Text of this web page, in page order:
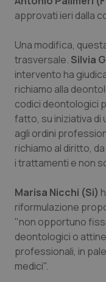
Piemonte
Provincia
Provincia
Puglia
Sardegna
Toscana
Umbria
HIV
Infezioni &
Ipertensione
Malattie rare
Malattia di
Obesità
Oftalmologia
approvati ieri dalla
Una modifica,
trasversale. Silvia
intervento ha
richiamo alla
codici deontologici
fatto, su iniziativa di
agli ordini
richiamo al diritto,
i trattamenti e non
Marisa Nicchi (Si)
riformulazione
"non opportuno
deontologici o
professionali, in
medici".